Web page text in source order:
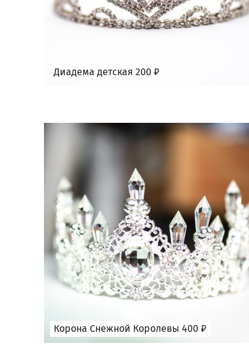
Диадема детская 200 ₽
Корона Снежной Королевы 400 ₽